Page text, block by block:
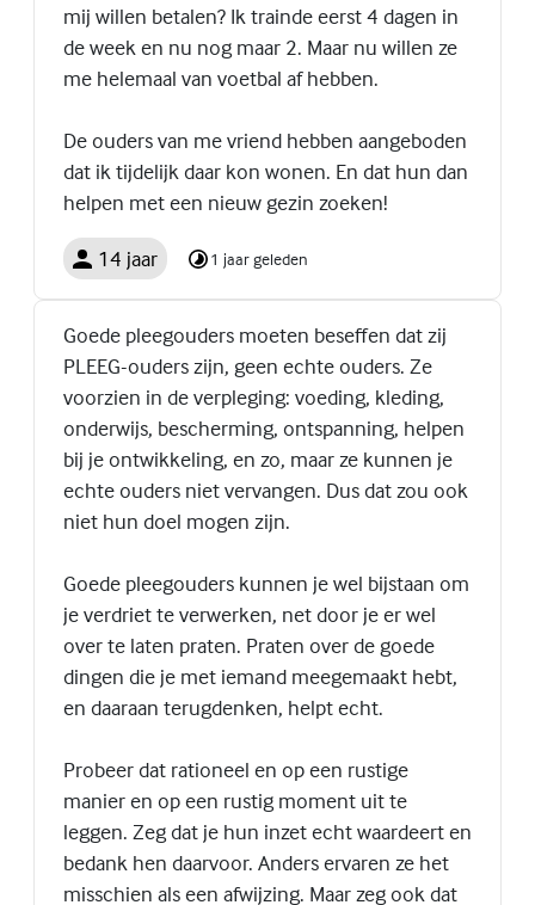
mij willen betalen? Ik trainde eerst 4 dagen in
de week en nu nog maar 2. Maar nu willen ze
me helemaal van voetbal af hebben.
De ouders van me vriend hebben aangeboden
dat ik tijdelijk daar kon wonen. En dat hun dan
helpen met een nieuw gezin zoeken!
14 jaar 1 jaar geleden
Goede pleegouders moeten beseffen dat zij
PLEEG-ouders zijn, geen echte ouders. Ze
voorzien in de verpleging: voeding, kleding,
onderwijs, bescherming, ontspanning, helpen
bij je ontwikkeling, en zo, maar ze kunnen je
echte ouders niet vervangen. Dus dat zou ook
niet hun doel mogen zijn.
Goede pleegouders kunnen je wel bijstaan om
je verdriet te verwerken, net door je er wel
over te laten praten. Praten over de goede
dingen die je met iemand meegemaakt hebt,
en daaraan terugdenken, helpt echt.
Probeer dat rationeel en op een rustige
manier en op een rustig moment uit te
leggen. Zeg dat je hun inzet echt waardeert en
bedank hen daarvoor. Anders ervaren ze het
misschien als een afwijzing. Maar zeg ook dat